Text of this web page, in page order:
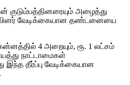
குடும்பத்தினரையும் அழைத்து
வேடிக்கையான தண்டனையை
4 அறையும், ரூ. 1 லட்சம்
நாட்டாமைகள்
இந்த தீர்ப்பு வேடிக்கையான